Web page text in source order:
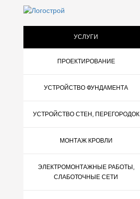
УСЛУГИ
ПРОЕКТИРОВАНИЕ
УСТРОЙСТВО ФУНДАМЕНТА
УСТРОЙСТВО СТЕН, ПЕРЕГОРОДОК
МОНТАЖ КРОВЛИ
ЭЛЕКТРОМОНТАЖНЫЕ РАБОТЫ,
СЛАБОТОЧНЫЕ СЕТИ